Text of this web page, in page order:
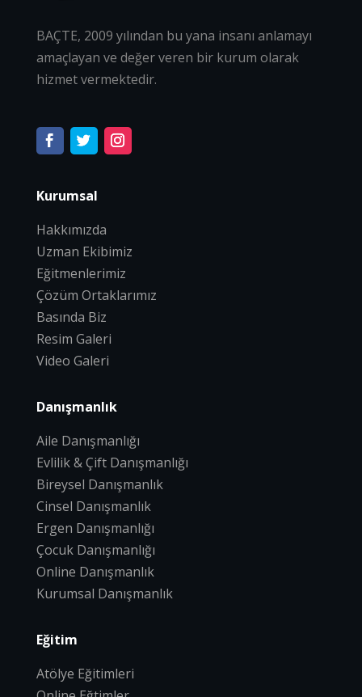
BAÇTE, 2009 yılından bu yana insanı anlamayı
amaçlayan ve değer veren bir kurum olarak
hizmet vermektedir.
Kurumsal
Hakkımızda
Uzman Ekibimiz
Eğitmenlerimiz
Çözüm Ortaklarımız
Basında Biz
Resim Galeri
Video Galeri
Danışmanlık
Aile Danışmanlığı
Evlilik & Çift Danışmanlığı
Bireysel Danışmanlık
Cinsel Danışmanlık
Ergen Danışmanlığı
Çocuk Danışmanlığı
Online Danışmanlık
Kurumsal Danışmanlık
Eğitim
Atölye Eğitimleri